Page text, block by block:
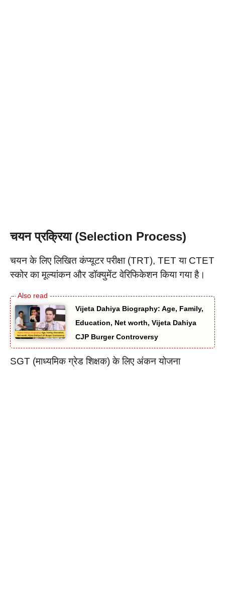
चयन प्रक्रिया (Selection Process)
चयन के लिए लिखित कंप्यूटर परीक्षा (TRT), TET या CTET
स्कोर का मूल्यांकन और डॉक्युमेंट वेरिफिकेशन किया गया है।
Vijeta Dahiya Biography: Age, Family,
Education, Net worth, Vijeta Dahiya
CJP Burger Controversy
SGT (माध्यमिक ग्रेड शिक्षक) के लिए अंकन योजना